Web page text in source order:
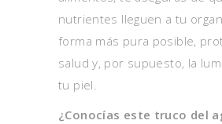
nutrientes lleguen a tu
forma más pura posible,
salud y, por supuesto, la
tu piel.
¿Conocías este truco del